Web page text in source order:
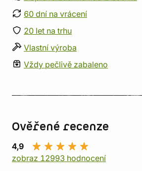
60 dní na vrácení
20 let na trhu
Vlastní výroba
Vždy pečlivě zabaleno
Ověřené recenze
4,9
zobraz 12993 hodnocení